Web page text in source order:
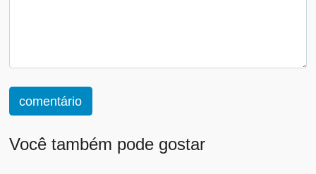
comentário
Você também pode gostar